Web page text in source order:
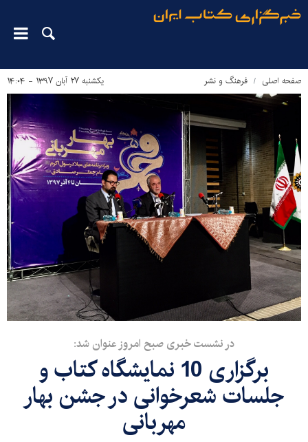
صفحه اصلی فرهنگ و نشر یکشنبه ۲۷ آبان ۱۳۹۷ - ۱۴:۰۴
در نشست خبری صبح امروز عنوان شد:
برگزاری 10 نمایشگاه کتاب و
جلسات شعرخوانی در جشن بهار
مهربانی